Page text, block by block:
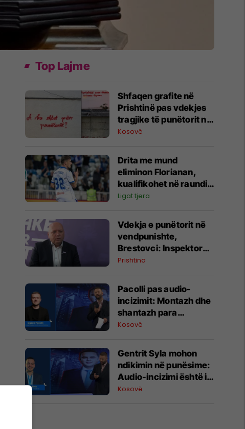
Top Lajme
Shfaqen grafite në
Prishtinë pas vdekjes
tragjike të punëtorit në
vendpunishte
Kosovë
Drita me mund
eliminon Florianan,
kualifikohet në raundin
tjetër
Ligat tjera
Vdekja e punëtorit në
vendpunishte,
Brestovci: Inspektorati
i Kryeqytetit nuk është
kontrollin teknik të
vinçit
Prishtina
Pacolli pas audio-
incizimit: Montazh dhe
shantazh para
Kuvendit, asgjë më
Kosovë
Gentrit Syla mohon
ndikimin në punësime:
Audio-incizimi është i
manipuluar dhe
Kosovë